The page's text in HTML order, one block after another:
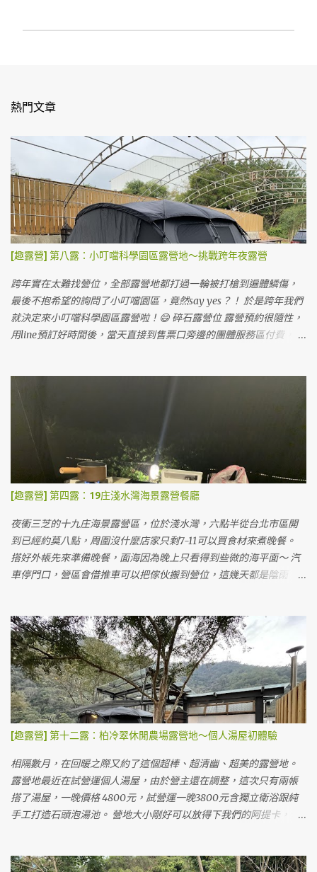
言
熱門文章
[趣露營] 第八露：小叮噹科學園區露營地～挑戰跨年夜露營
跨年實在太難找營位，全部露營地都打過一輪被打槍到遍體鱗傷，
最後不抱希望的詢問了小叮噹園區，竟然say yes？！ 於是跨年我們
就決定來小叮噹科學園區露營啦！😄 碎石露營位 露營預約很隨性，
用line預訂好時間後，當天直接到售票口旁邊的團體服務區付費，會
們搭在旁邊的碎石區，上面有鋼架。這次露營最慘的就在這裡，因
為搭到一半風太大把帳篷整個吹起來，鋼架的鋼條沒固定整個掉下
來，帳篷就被刺穿很多個洞...如果要搭在碎石區的朋友們要注意。好
處是車可以停帳邊，而且這裡的碎石真的很硬，墊在最下層的底布
都有點受傷～💦 其實他們有提供護草墊可以自行取用，因為我們帳
太大這次沒用，如果用了應該走起來腳不會這麼痛～😂 風車區 滑雪
場前 搭好帳後，我們到園區參觀，這裡的營位價格包含門票價格所
以會看起來比較貴，可是如果早起的話整個小叮噹還沒營業就可以
在園區裡面晃啊晃，好像也是很值得？👀 包含五點關門後，其實也
都可以在園區內散步喔！（只是有些設施可能不會開） 光滑雪就玩
區 淋浴間 這裡的廁所跟淋浴設備都是流動廁所形式的，但不會覺得
太髒或太臭。 消失的下半身 壁虎人 😏 這個園區預定要用LINE預
定，沒有付訂金，現場才繳清露營款項。 露營的費用計算有點複
雜..... 💦 一晚露營費用1480元/帳 ( 2人)，加人500元/位（含門票，
營位費，停車費）。供應110V電源，須自備延長線約10米。3歲以下
不計費。以上是兩天一夜，如需續露，每人加收300元，再額外加上
營位費450元。有額外贈送下午茶卷一人一份。（但因為時間的關係
我們沒吃到，要在下午四點以前去領取） 費用看起來蠻複雜的，但
其實把它想成門票的話，就單純許多了！:) 第一天可以早上就開始
搭，隔天拔營只要在下午五點以前就可以了，不用趕在中午喔！所
以等於可以玩園區整整兩天。 整體上這個價格還算可以接受(門票一
天大人380元、小孩350元)，網路上說晚上會有飛機飛過的聲音是
[趣露營] 第四露：19庄淺水灣海景露營餐廳
夜衝三芝的十九庄海景露營區，位於淺水灣，六點半從台北市區開
到已經約莫八點，周圍沒什麼店家只剩7-11可以買食材來煮晚餐。
搭好外帳先來準備晚餐，面海因為晚上只看得到些微的海平面～ 汽
車停門口，營區會借推車可以把傢伙搬到營位，這幾天都是陰雨
旁邊的B3營位，結果改成A2營位直接面海，太幸福了！！本來想訂
結果被訂走才選B區側邊。 B3營位圖 這個營地蠻小的，最多就八個
營位，所以營主也沒打廣告，據說週週都客滿～（但剛好這週末天
氣差很多客人延期導致包場的我們～） 我們目前搭的這個是A2，旁
邊佔用了A3的桌子曬東西，A3看起來睡帳跟客廳得分開？ A3是黑色
墊子的那塊，看起來如果要放很大的帳也有點辛苦😂 B2有完整的雨
棚，一房一廳帳應該ＯＫ（但感覺像是阿提卡這種大帳會掉出來）
B1靠近海邊，也有完整的雨遮，長度也可以放一房一廳中等大小的
帳 B3與B4營位，都有地墊但沒有雨遮 價格以營地來說偏高，一晚
1500元，夜衝750元。只能用Line聯絡訂位，沒有露營樂跟愛露營
的管道，營主人很客氣，我們忘了帶湯勺還跟他借了三天。 0_0a 這
是我們第二次搭限量版黑色阿提卡，越來越熟練，兩個人約莫30分
A2營位側面，前面已經極限，再往前就要搭到步道了ＸＤ KZM阿提
[趣露營] 第十二露：柏冷翠休閒農場露營地～個人湯屋初體驗
相隔數月，在回暖之際又約了這個超棒、超清幽、超美的露營地。
露營地最近在試營運個人湯屋，由於營主還在調整，這次只有兩帳
搭了湯屋，一晚價格 4800元，試營運一晚3800元含獨立衛浴跟純
手工打造石頭泡湯池。 營地大小剛好可以放得下我們的阿提卡，但
槽） 獨立湯池 柴火燒的時候要注意溫度計，當大於60度時就要打開